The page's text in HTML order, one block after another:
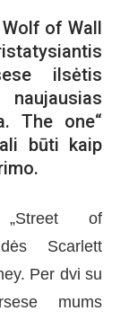
of Wall
ilsėtis
The one“
būti kaip
of
Scarlett
Per dvi su
mums